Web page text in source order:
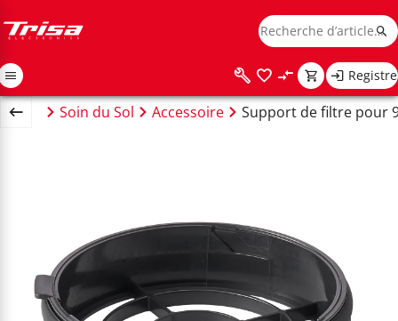
Registre
Soin du Sol Accessoire Support de filtre pour